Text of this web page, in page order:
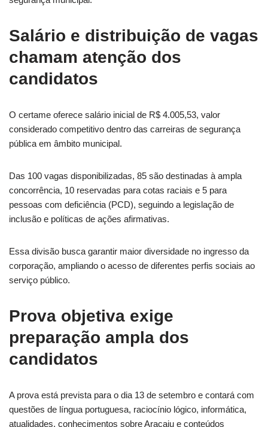
Salário e distribuição de vagas
chamam atenção dos
candidatos
O certame oferece salário inicial de R$ 4.005,53, valor
considerado competitivo dentro das carreiras de segurança
pública em âmbito municipal.
Das 100 vagas disponibilizadas, 85 são destinadas à ampla
concorrência, 10 reservadas para cotas raciais e 5 para
pessoas com deficiência (PCD), seguindo a legislação de
inclusão e políticas de ações afirmativas.
Essa divisão busca garantir maior diversidade no ingresso da
corporação, ampliando o acesso de diferentes perfis sociais ao
serviço público.
Prova objetiva exige
preparação ampla dos
candidatos
A prova está prevista para o dia 13 de setembro e contará com
questões de língua portuguesa, raciocínio lógico, informática,
atualidades, conhecimentos sobre Aracaju e conteúdos